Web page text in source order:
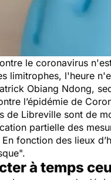
le coronavirus
limitrophes, l'heure
Obiang Ndong,
l’épidémie de
de Libreville sont de
partielle des
fonction des lieux
à temps